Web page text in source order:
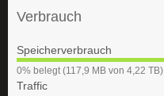
Verbrauch
Speicherverbrauch
0
%
0% belegt (117,9 MB von 4,22 TB)
Traffic